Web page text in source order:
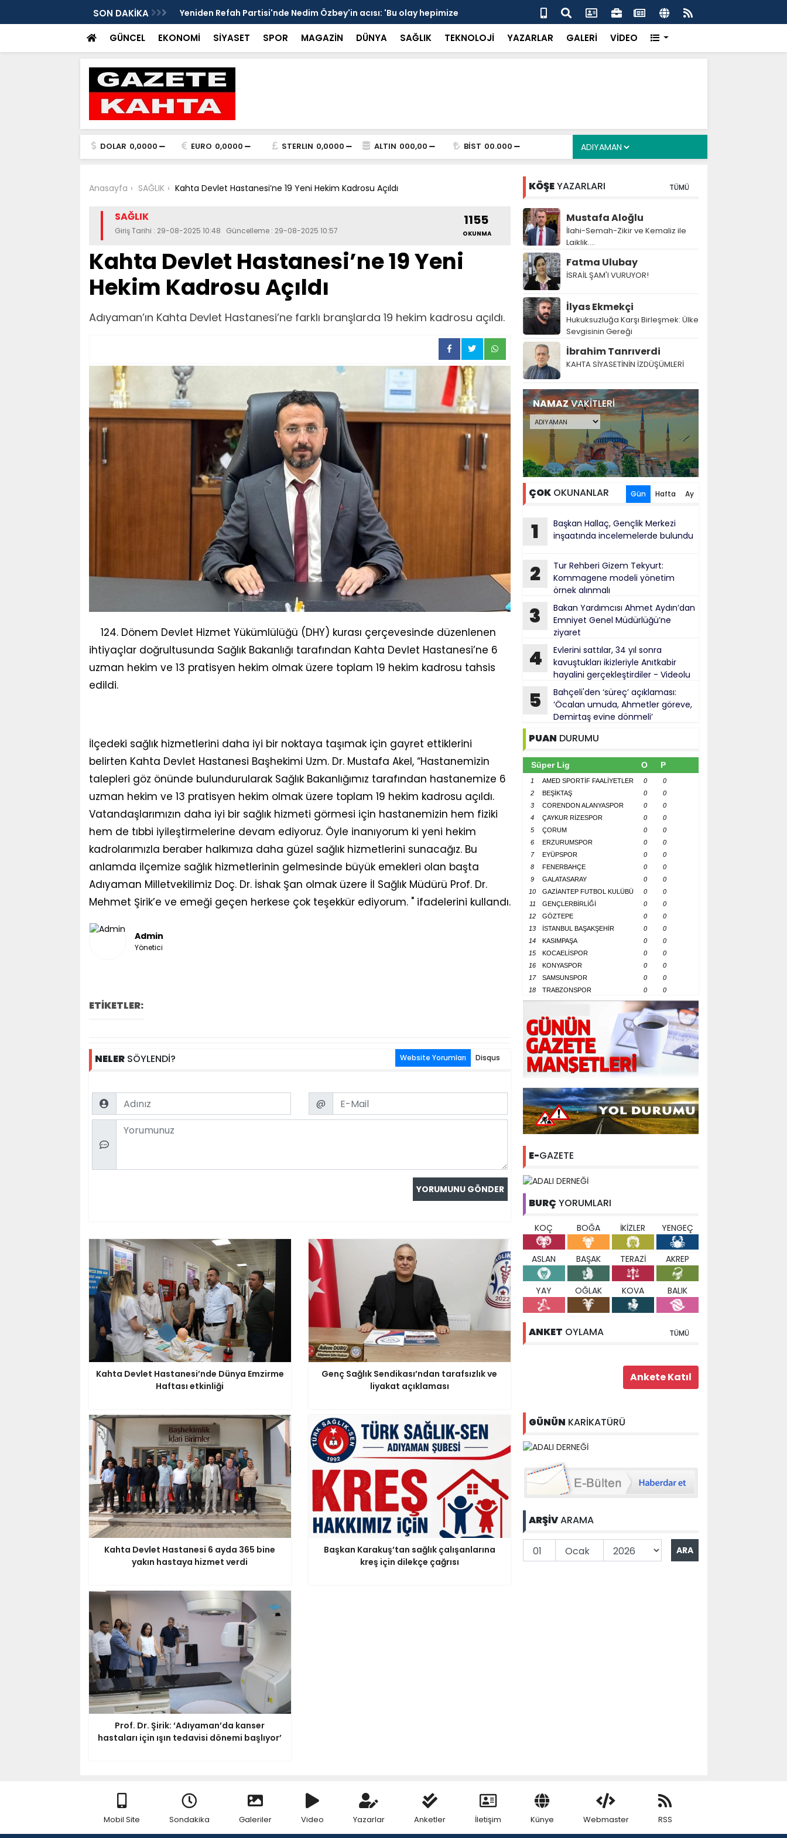
SON DAKİKA
Özbey'in acısı: 'Bu olay hepimize
Kozağaç Ana Deposu devrede: 101 yerleşim birimini kapsayan dev su
projesinde önemli eşik aşıldı
Prof. Dr. Dalyan: ‘Fransız Enstitüsü raporu, Adıyaman'daki siyasi
kırılmayı 'metroköy' kavramıyla açıklıyor’
GÜNCEL EKONOMİ SİYASET SPOR MAGAZİN DÜNYA SAĞLIK TEKNOLOJİ YAZARLAR GALERİ VİDEO
DOLAR 0,0000 EURO 0,0000 STERLIN 0,0000 ALTIN 000,00 BİST 00.000
Anasayfa SAĞLIK Kahta Devlet Hastanesi’ne 19 Yeni Hekim Kadrosu Açıldı
SAĞLIK
Giriş Tarihi : 29-08-2025 10:48 Güncelleme : 29-08-2025 10:57
1155
OKUNMA
Kahta Devlet Hastanesi’ne 19 Yeni
Hekim Kadrosu Açıldı
Adıyaman’ın Kahta Devlet Hastanesi’ne farklı branşlarda 19 hekim kadrosu açıldı.
124. Dönem Devlet Hizmet Yükümlülüğü (DHY) kurası çerçevesinde düzenlenen
ihtiyaçlar doğrultusunda Sağlık Bakanlığı tarafından Kahta Devlet Hastanesi’ne 6
uzman hekim ve 13 pratisyen hekim olmak üzere toplam 19 hekim kadrosu tahsis
edildi.
İlçedeki sağlık hizmetlerini daha iyi bir noktaya taşımak için gayret ettiklerini
belirten Kahta Devlet Hastanesi Başhekimi Uzm. Dr. Mustafa Akel, “Hastanemizin
talepleri göz önünde bulundurularak Sağlık Bakanlığımız tarafından hastanemize 6
uzman hekim ve 13 pratisyen hekim olmak üzere toplam 19 hekim kadrosu açıldı.
Vatandaşlarımızın daha iyi bir sağlık hizmeti görmesi için hastanemizin hem fiziki
hem de tıbbi iyileştirmelerine devam ediyoruz. Öyle inanıyorum ki yeni hekim
kadrolarımızla beraber halkımıza daha güzel sağlık hizmetlerini sunacağız. Bu
anlamda ilçemize sağlık hizmetlerinin gelmesinde büyük emekleri olan başta
Adıyaman Milletvekilimiz Doç. Dr. İshak Şan olmak üzere İl Sağlık Müdürü Prof. Dr.
Mehmet Şirik’e ve emeği geçen herkese çok teşekkür ediyorum. " ifadelerini kullandı.
Admin
Yönetici
ETİKETLER:
NELERSÖYLENDİ? Website Yorumları Disqus
Name Email
@
Comment
Kahta Devlet Hastanesi’nde Dünya Emzirme
Haftası etkinliği
Genç Sağlık Sendikası’ndan tarafsızlık ve
liyakat açıklaması
Kahta Devlet Hastanesi 6 ayda 365 bine
yakın hastaya hizmet verdi
Başkan Karakuş’tan sağlık çalışanlarına
kreş için dilekçe çağrısı
Prof. Dr. Şirik: ‘Adıyaman’da kanser
hastaları için ışın tedavisi dönemi başlıyor’
KÖŞEYAZARLARI TÜMÜ
Mustafa Aloğlu
İlahi-Semah-Zikir ve Kemaliz ile
Laiklik….
Fatma Ulubay
İSRAİL ŞAM'I VURUYOR!
İlyas Ekmekçi
Hukuksuzluğa Karşı Birleşmek: Ülke
Sevgisinin Gereği
İbrahim Tanrıverdi
KAHTA SİYASETİNİN İZDÜŞÜMLERİ
NAMAZVAKİTLERİ
ÇOKOKUNANLAR Gün Hafta Ay
1
Başkan Hallaç, Gençlik Merkezi
inşaatında incelemelerde bulundu
2
Tur Rehberi Gizem Tekyurt:
Kommagene modeli yönetim
örnek alınmalı
3
Bakan Yardımcısı Ahmet Aydın’dan
Emniyet Genel Müdürlüğü’ne
ziyaret
4
Evlerini sattılar, 34 yıl sonra
kavuştukları ikizleriyle Anıtkabir
hayalini gerçekleştirdiler - Videolu
5
Bahçeli'den ‘süreç’ açıklaması:
‘Öcalan umuda, Ahmetler göreve,
Demirtaş evine dönmeli’
PUAN DURUMU
Süper Lig O P
1 AMED SPORTİF FAALİYETLER 0
0
2
BEŞİKTAŞ 0
0
3
CORENDON ALANYASPOR 0
0
4
ÇAYKUR RİZESPOR 0
0
5
ÇORUM 0
0
6
ERZURUMSPOR 0
0
7
EYÜPSPOR 0
0
8
FENERBAHÇE 0
0
9
GALATASARAY 0
0
10
GAZİANTEP FUTBOL KULÜBÜ 0
0
11
GENÇLERBİRLİĞİ 0
0
12
GÖZTEPE 0
0
13
İSTANBUL BAŞAKŞEHİR 0
0
14
KASIMPAŞA 0
0
15
KOCAELİSPOR 0
0
16
KONYASPOR 0
0
17
SAMSUNSPOR 0
0
18
TRABZONSPOR 0 0
E-GAZETE
BURÇ YORUMLARI
KOÇ BOĞA İKİZLER YENGEÇ
ASLAN BAŞAK TERAZİ AKREP
YAY OĞLAK KOVA BALIK
ANKET OYLAMA TÜMÜ
GÜNÜN KARİKATÜRÜ
ARŞİVARAMA
Mobil Site Sondakika Galeriler Video Yazarlar Anketler İletişim Künye Webmaster RSS